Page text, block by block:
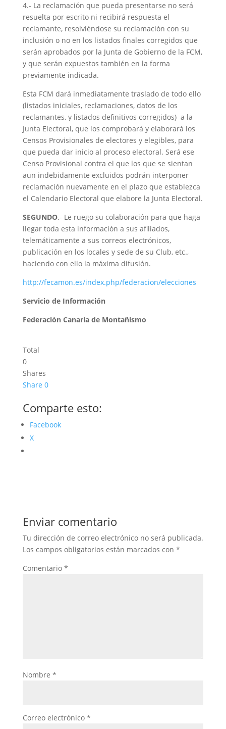
4.- La reclamación que pueda presentarse no será
resuelta por escrito ni recibirá respuesta el
reclamante, resolviéndose su reclamación con su
inclusión o no en los listados finales corregidos que
serán aprobados por la Junta de Gobierno de la FCM,
y que serán expuestos también en la forma
previamente indicada.
Esta FCM dará inmediatamente traslado de todo ello
(listados iniciales, reclamaciones, datos de los
reclamantes, y listados definitivos corregidos) a la
Junta Electoral, que los comprobará y elaborará los
Censos Provisionales de electores y elegibles, para
que pueda dar inicio al proceso electoral. Será ese
Censo Provisional contra el que los que se sientan
aun indebidamente excluidos podrán interponer
reclamación nuevamente en el plazo que establezca
el Calendario Electoral que elabore la Junta Electoral.
SEGUNDO.- Le ruego su colaboración para que haga
llegar toda esta información a sus afiliados,
telemáticamente a sus correos electrónicos,
publicación en los locales y sede de su Club, etc.,
haciendo con ello la máxima difusión.
http://fecamon.es/index.php/federacion/elecciones
Servicio de Información
Federación Canaria de Montañismo
Total
0
Shares
Share 0
Comparte esto:
Facebook
X
Enviar comentario
Tu dirección de correo electrónico no será publicada.
Los campos obligatorios están marcados con *
Comentario *
Nombre *
Correo electrónico *